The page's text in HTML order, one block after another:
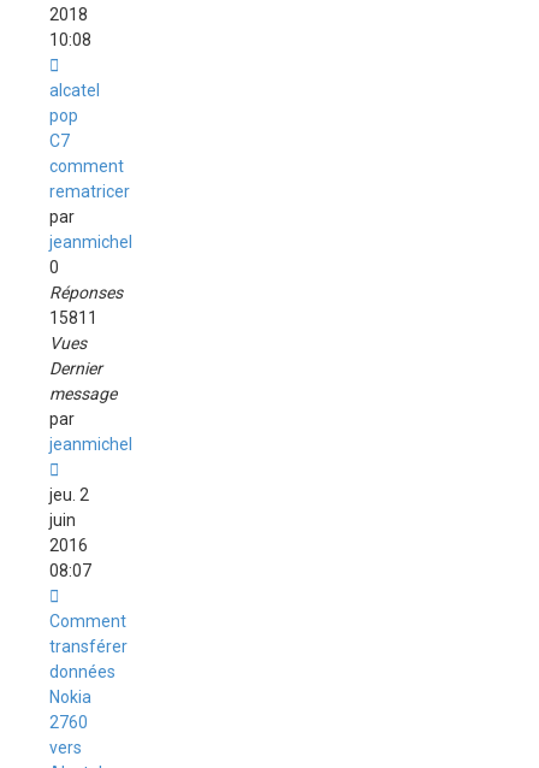
2018
10:08
alcatel
pop
C7
comment
rematricer
par
jeanmichel
0
Réponses
15811
Vues
Dernier
message
par
jeanmichel
jeu. 2
juin
2016
08:07
Comment
transférer
données
Nokia
2760
vers